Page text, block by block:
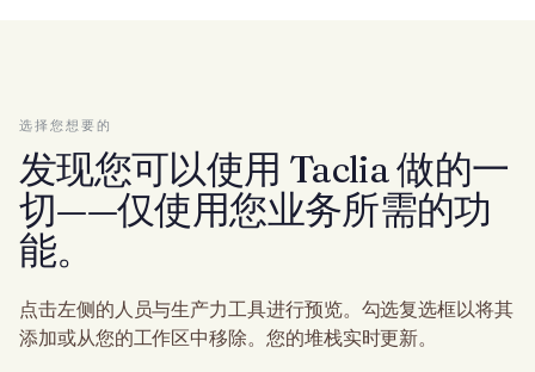
选择您想要的
发现您可以使用 Taclia 做的一
切——仅使用您业务所需的功
能。
点击左侧的人员与生产力工具进行预览。勾选复选框以将其
添加或从您的工作区中移除。您的堆栈实时更新。